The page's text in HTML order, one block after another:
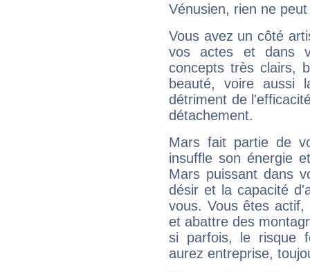
Vénusien, rien ne
Vous avez un côté
vos actes et dans
concepts très clairs,
beauté, voire aussi
détriment de
détachement.
Mars fait partie de
insuffle son énergie
Mars puissant dans
désir et la capacité
vous. Vous êtes
et abattre des
si parfois, le risque
aurez entreprise,